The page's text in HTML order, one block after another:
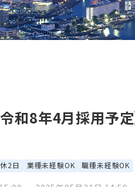
和8年4月採用予定
2日 業種未経験OK 職種未経験OK